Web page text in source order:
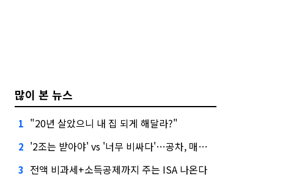
많이 본 뉴스
1 "20년 살았으니 내 집 되게 해달라?"
2 '2조는 받아야' vs '너무 비싸다'…공차, 매각 성공할까
3 전액 비과세+소득공제까지 주는 ISA 나온다